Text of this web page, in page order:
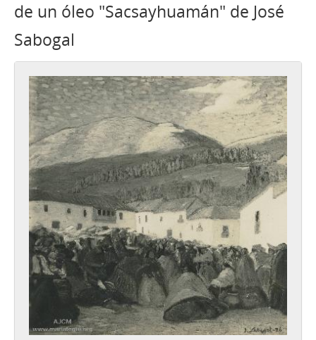
de un óleo "Sacsayhuamán" de José
Sabogal